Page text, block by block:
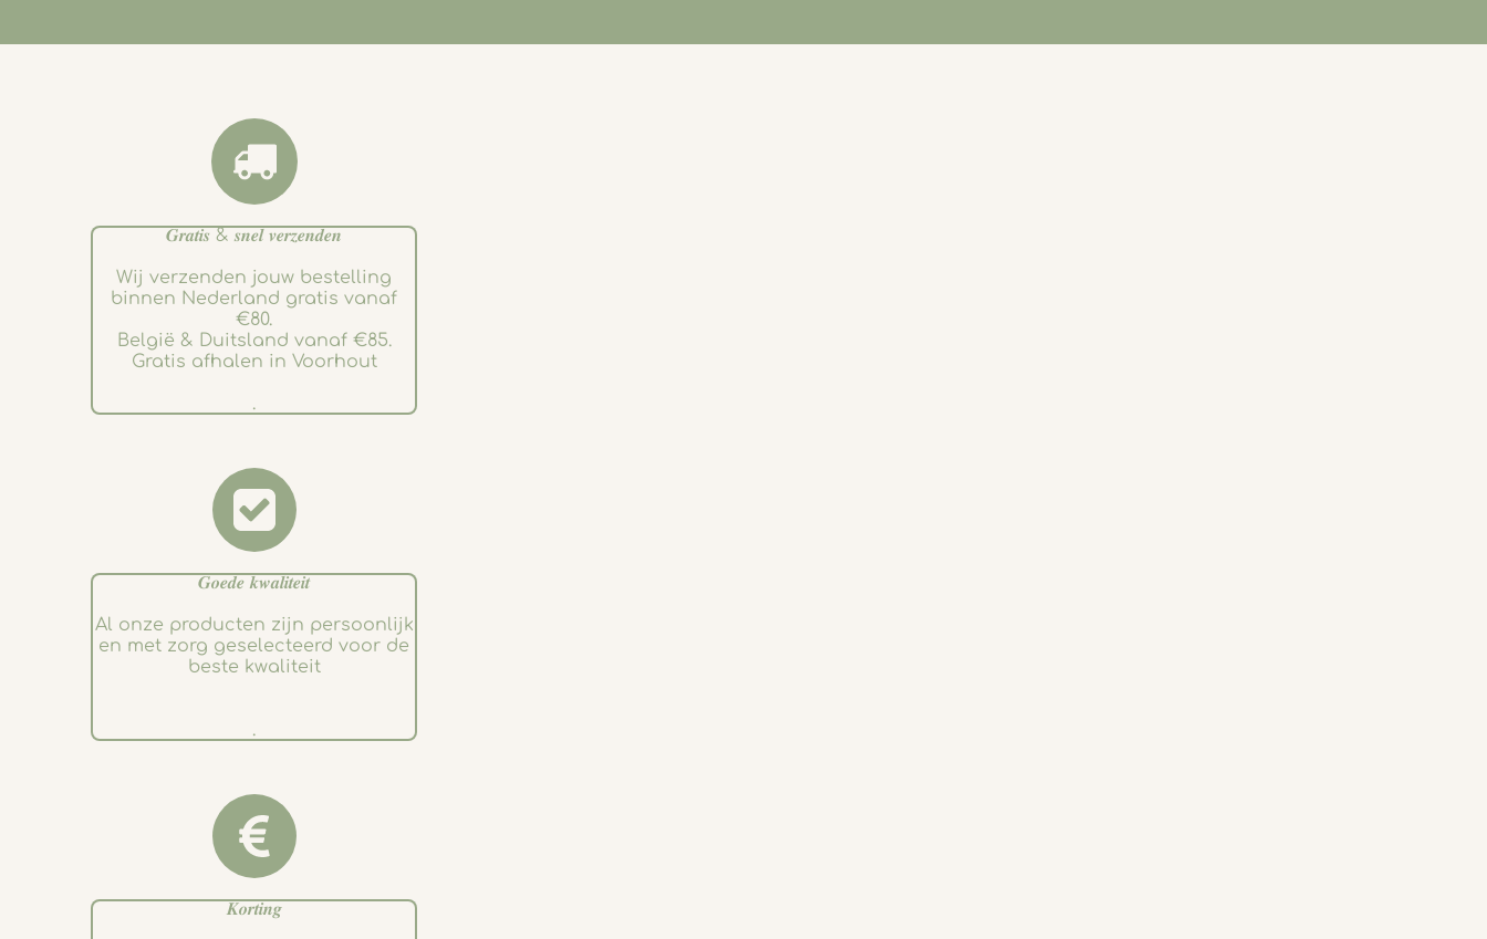
𝑮𝒓𝒂𝒕𝒊𝒔 & 𝒔𝒏𝒆𝒍 𝒗𝒆𝒓𝒛𝒆𝒏𝒅𝒆𝒏
Wij verzenden jouw bestelling
binnen Nederland gratis vanaf
€80.
België & Duitsland vanaf €85.
Gratis afhalen in Voorhout
.
𝑮𝒐𝒆𝒅𝒆 𝒌𝒘𝒂𝒍𝒊𝒕𝒆𝒊𝒕
Al onze producten zijn persoonlijk
en met zorg geselecteerd voor de
beste kwaliteit
.
𝑲𝒐𝒓𝒕𝒊𝒏𝒈